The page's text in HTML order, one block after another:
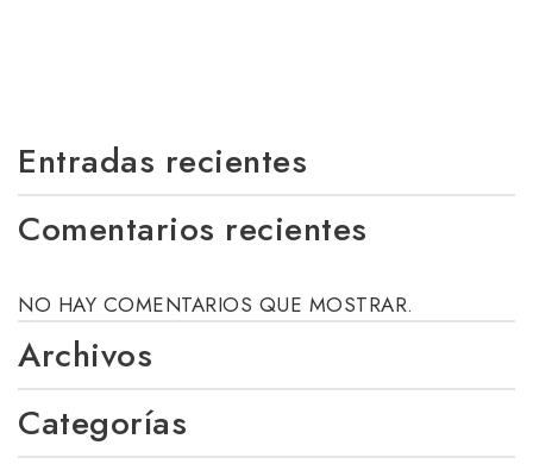
Entradas recientes
Comentarios recientes
NO HAY COMENTARIOS QUE MOSTRAR.
Archivos
Categorías